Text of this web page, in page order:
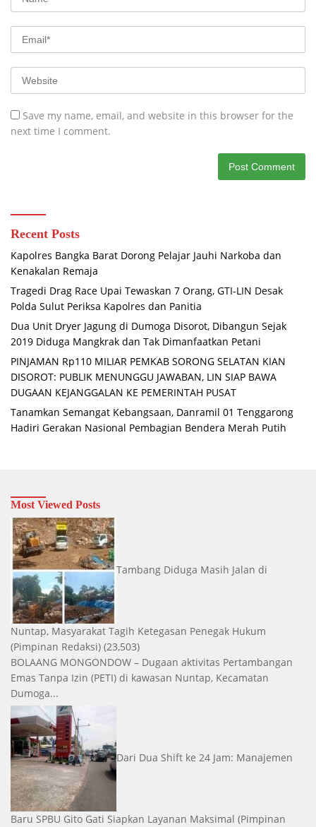
Save my name, email, and website in this browser for the
next time I comment.
Recent Posts
Kapolres Bangka Barat Dorong Pelajar Jauhi Narkoba dan
Kenakalan Remaja
Tragedi Drag Race Upai Tewaskan 7 Orang, GTI-LIN Desak
Polda Sulut Periksa Kapolres dan Panitia
Dua Unit Dryer Jagung di Dumoga Disorot, Dibangun Sejak
2019 Diduga Mangkrak dan Tak Dimanfaatkan Petani
PINJAMAN Rp110 MILIAR PEMKAB SORONG SELATAN KIAN
DISOROT: PUBLIK MENUNGGU JAWABAN, LIN SIAP BAWA
DUGAAN KEJANGGALAN KE PEMERINTAH PUSAT
Tanamkan Semangat Kebangsaan, Danramil 01 Tenggarong
Hadiri Gerakan Nasional Pembagian Bendera Merah Putih
Most Viewed Posts
Tambang Diduga Masih Jalan di
Nuntap, Masyarakat Tagih Ketegasan Penegak Hukum
(Pimpinan Redaksi) (23,503)
BOLAANG MONGONDOW – Dugaan aktivitas Pertambangan
Emas Tanpa Izin (PETI) di kawasan Nuntap, Kecamatan
Dumoga...
Dari Dua Shift ke 24 Jam: Manajemen
Baru SPBU Gito Gati Siapkan Layanan Maksimal (Pimpinan